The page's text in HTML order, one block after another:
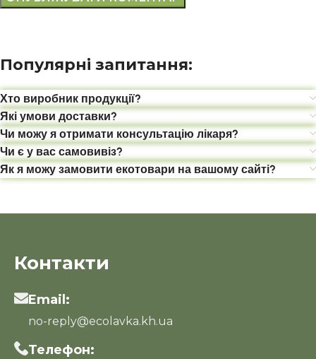
Популярні запитання:
Хто виробник продукції?
Які умови доставки?
Чи можу я отримати консультацію лікаря?
Чи є у вас самовивіз?
Як я можу замовити екотовари на вашому сайті?
Контакти
Email:
no-reply@ecolavka.kh.ua
Телефон: